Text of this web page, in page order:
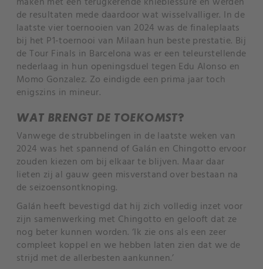
de resultaten mede daardoor wat wisselvalliger. In de
laatste vier toernooien van 2024 was de finaleplaats
bij het P1-toernooi van Milaan hun beste prestatie. Bij
de Tour Finals in Barcelona was er een teleurstellende
nederlaag in hun openingsduel tegen Edu Alonso en
Momo Gonzalez. Zo eindigde een prima jaar toch
enigszins in mineur.
WAT BRENGT DE TOEKOMST?
Vanwege de strubbelingen in de laatste weken van
2024 was het spannend of Galán en Chingotto ervoor
zouden kiezen om bij elkaar te blijven. Maar daar
lieten zij al gauw geen misverstand over bestaan na
de seizoensontknoping.
Galán heeft bevestigd dat hij zich volledig inzet voor
zijn samenwerking met Chingotto en gelooft dat ze
nog beter kunnen worden. ‘Ik zie ons als een zeer
compleet koppel en we hebben laten zien dat we de
strijd met de allerbesten aankunnen.’